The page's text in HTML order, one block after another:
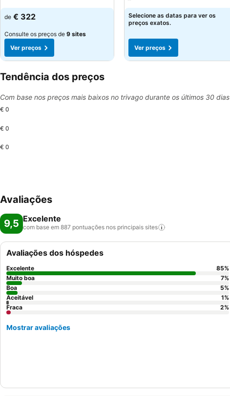
de € 322
Consulte os preços de 9 sites
Ver preços
Selecione as datas para ver os
preços exatos.
Ver preços
Tendência dos preços
Com base nos preços mais baixos no trivago durante os últimos 30 dias
€ 0
€ 0
€ 0
Avaliações
9,5 Excelente
com base em 887 pontuações nos principais sites
Avaliações dos hóspedes
Excelente 85%
Muito boa
7%
Boa
5%
Aceitável
1%
Fraca
2%
Mostrar avaliações